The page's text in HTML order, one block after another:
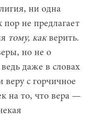
ни одна
не предлагает
тому, какверить.
но не о
даже в словах
с горчичное
на то, что вера —